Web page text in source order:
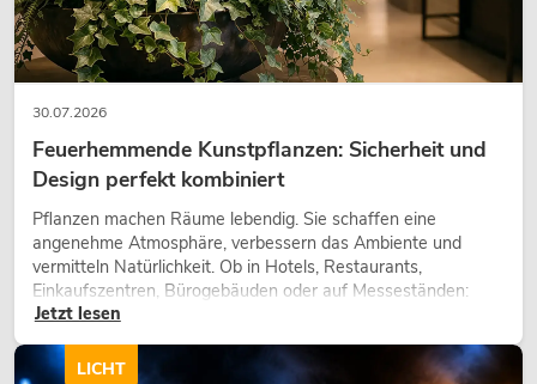
30.07.2026
Feuerhemmende Kunstpflanzen: Sicherheit und
Design perfekt kombiniert
Pflanzen machen Räume lebendig. Sie schaffen eine
angenehme Atmosphäre, verbessern das Ambiente und
vermitteln Natürlichkeit. Ob in Hotels, Restaurants,
Einkaufszentren, Bürogebäuden oder auf Messeständen:
eine hochwertige Begrünung gehört heute längst zum
Jetzt lesen
LICHT